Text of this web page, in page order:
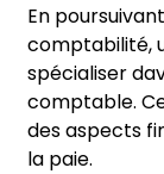
En
comptabilité,
spécialiser
comptable.
des aspects
la paie.